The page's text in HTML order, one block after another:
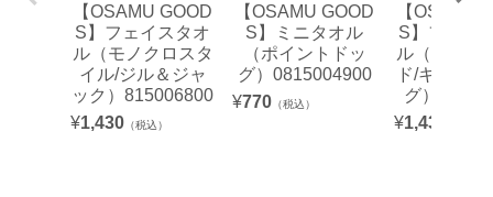
【OSAMU GOOD
S】フェイスタオ
ル（モノクロスタ
イル/ジル＆ジャ
ック）815006800
¥1,430 （税込）
【OSAMU GOOD
S】ミニタオル
（ポイントドッ
グ）0815004900
¥770 （税込）
【OSAMU
S】フェイ
ル（モノク
ド/キャッ
グ）
¥1,430